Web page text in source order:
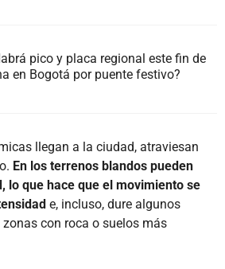
pico y placa regional este fin de
en Bogotá por puente festivo?
llegan a la ciudad, atraviesan
En los terrenos blandos pueden
lo que hace que el movimiento se
e, incluso, dure algunos
con roca o suelos más